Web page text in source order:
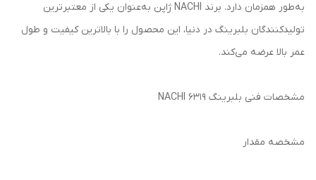
به‌طور همزمان دارد. برند NACHI ژاپن به‌عنوان یکی از معتبرترین
تولیدکنندگان بلبرینگ در دنیا، این محصول را با بالاترین کیفیت و طول
عمر بالا عرضه می‌کند.
مشخصات فنی بلبرینگ 6319 NACHI
مشخصه مقدار